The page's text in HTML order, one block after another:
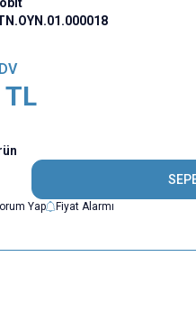
TL
Yap Fiyat Alarmı